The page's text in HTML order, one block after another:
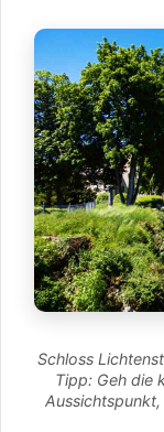
Schloss
Tipp: Geh die